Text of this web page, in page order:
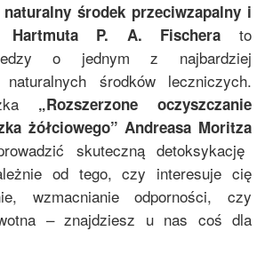
naturalny środek przeciwzapalny i
Hartmuta P. A. Fischera to
o jednym z najbardziej
naturalnych środków leczniczych.
„Rozszerzone oczyszczanie
żółciowego”Andreasa Moritza
skuteczną detoksykację
od tego, czy interesuje cię
wzmacnianie odporności, czy
– znajdziesz u nas coś dla